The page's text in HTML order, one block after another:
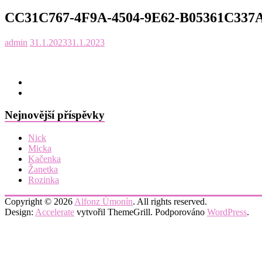
CC31C767-4F9A-4504-9E62-
admin 31.1.202331.1.2023
Nejnovější příspěvky
Nick
Micka
Kačenka
Žanetka
Rozinka
Copyright © 2026 Alfonz Úmonín. All rights reserved.
Design: Accelerate vytvořil ThemeGrill. Podporováno WordPress.